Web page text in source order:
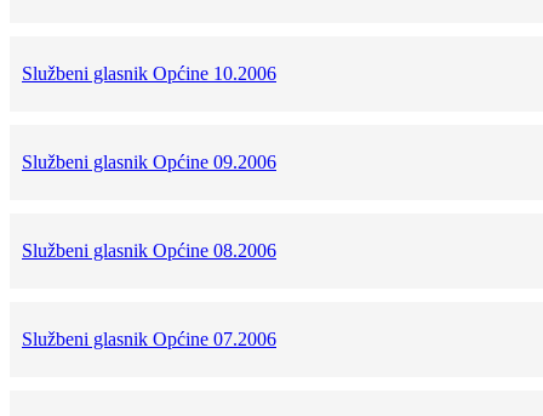
Službeni glasnik Općine 10.2006
Službeni glasnik Općine 09.2006
Službeni glasnik Općine 08.2006
Službeni glasnik Općine 07.2006